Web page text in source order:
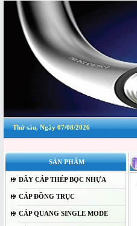
Thứ sáu, Ngày 07/08/2026
SẢN PHẨM
DÂY CÁP THÉP BỌC NHỰA
CÁP ĐỒNG TRỤC
CÁP QUANG SINGLE MODE